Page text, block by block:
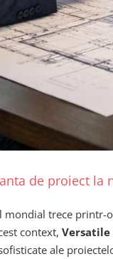
de proiect la
trece printr-
context,
ale